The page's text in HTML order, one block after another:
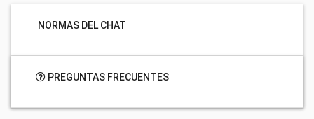
NORMAS DEL CHAT
PREGUNTAS FRECUENTES